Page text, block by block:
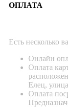
ОПЛАТА
Есть несколько
Онлайн
Оплата
Елец,
Оплата